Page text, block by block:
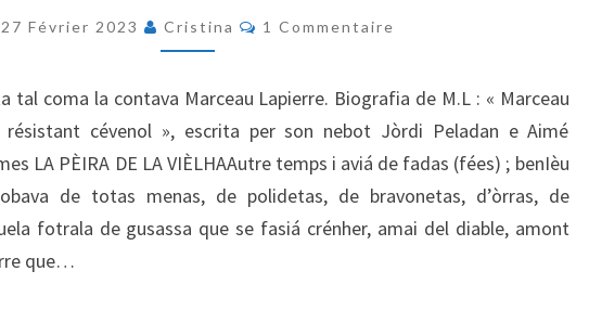
27 Février 2023 Cristina Commentaires
1 Commentaire
tal coma la contava Marceau Lapierre. Biografia de M.L : « Marceau
résistant cévenol », escrita per son nebot Jòrdi Peladan e Aimé
LA PÈIRA DE LA VIÈLHAAutre temps i aviá de fadas (fées) ; benIèu
de totas menas, de polidetas, de bravonetas, d’òrras, de
fotrala de gusassa que se fasiá crénher, amai del diable, amont
que…